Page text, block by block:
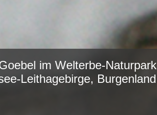
im Welterbe-Naturpark
Leithagebirge, Burgenland